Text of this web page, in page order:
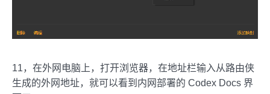
11，在外网电脑上，打开浏览器，在地址栏输入从路由侠
生成的外网地址，就可以看到内网部署的 Codex Docs 界